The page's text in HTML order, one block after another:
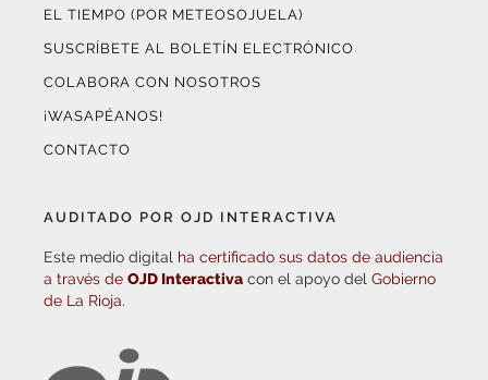
EL TIEMPO (POR METEOSOJUELA)
SUSCRÍBETE AL BOLETÍN ELECTRÓNICO
COLABORA CON NOSOTROS
¡WASAPÉANOS!
CONTACTO
AUDITADO POR OJD INTERACTIVA
Este medio digital ha certificado sus datos de audiencia
a través de OJD Interactiva con el apoyo del Gobierno
de La Rioja.